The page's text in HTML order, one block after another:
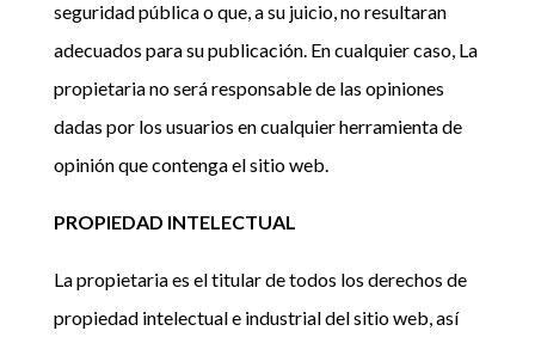
seguridad pública o que, a su juicio, no resultaran
adecuados para su publicación. En cualquier caso, La
propietaria no será responsable de las opiniones
dadas por los usuarios en cualquier herramienta de
opinión que contenga el sitio web.
PROPIEDAD INTELECTUAL
La propietaria es el titular de todos los derechos de
propiedad intelectual e industrial del sitio web, así